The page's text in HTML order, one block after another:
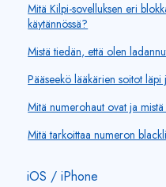
Mitä Kilpi-sovelluksen eri
käytännössä?
Mistä tiedän, että olen
Pääseekö lääkärien soitot läpi
Mitä numerohaut ovat ja
Mitä tarkoittaa numeron
iOS / iPhone